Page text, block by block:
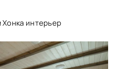
интерьер